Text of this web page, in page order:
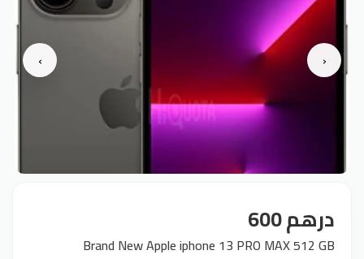
‹
›
درهم 600
Brand New Apple iphone 13 PRO MAX 512 GB